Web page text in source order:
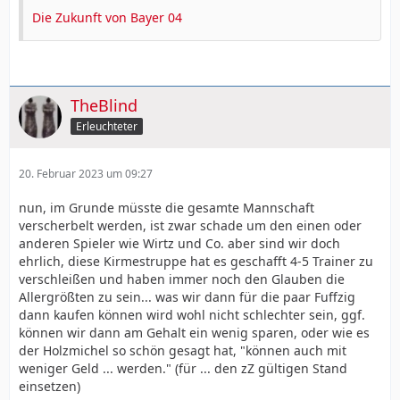
versteht sich von selbst.
nach. dennoch natürlich gesetzt.
Hincapie erklärt sich von selbst, Tapsoba als zentraler
IVer auch und da Tah eh gehen wird, wir also mit einer
Kossounou das Vertrauen bekommen. Auch wenn er da
noch oft unglücklich aussieht aber mit Tapsoba an
seiner Seite sehe ich ihn deutlich stärker.
Ersatz für Diaby
Ersatz für Tah
VL für Sinkgraven
VVL für Amiri
VVl für Frimpong
Die Zukunft von Bayer 04
TheBlind
Erleuchteter
20. Februar 2023 um 09:27
nun, im Grunde müsste die gesamte Mannschaft
verscherbelt werden, ist zwar schade um den einen oder
anderen Spieler wie Wirtz und Co. aber sind wir doch
ehrlich, diese Kirmestruppe hat es geschafft 4-5 Trainer zu
verschleißen und haben immer noch den Glauben die
Allergrößten zu sein... was wir dann für die paar Fuffzig
dann kaufen können wird wohl nicht schlechter sein, ggf.
können wir dann am Gehalt ein wenig sparen, oder wie es
der Holzmichel so schön gesagt hat, "können auch mit
weniger Geld ... werden." (für ... den zZ gültigen Stand
einsetzen)